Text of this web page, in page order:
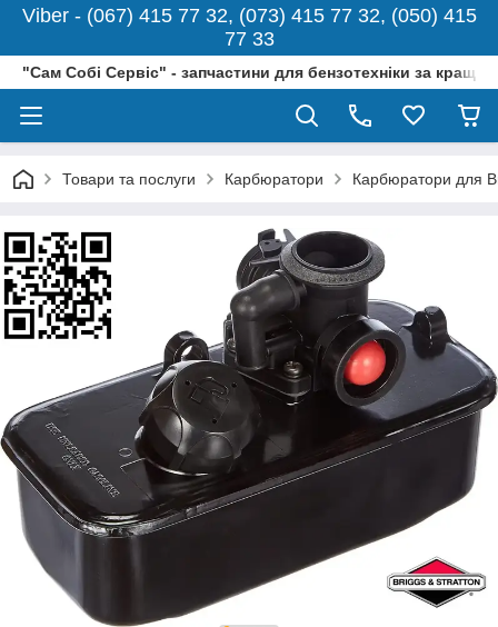
Viber - (067) 415 77 32, (073) 415 77 32, (050) 415
77 33
"Сам Собі Сервіс" - запчастини для бензотехніки за
Товари та послуги Карбюратори Карбюратори для